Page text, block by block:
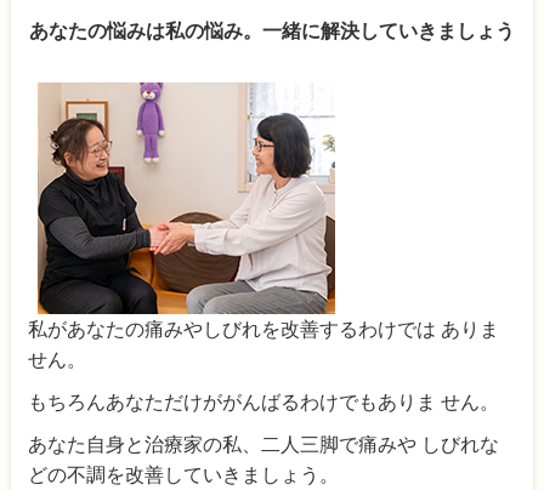
あなたの悩みは私の悩み。一緒に解決していきましょう
私があなたの痛みやしびれを改善するわけでは ありま
せん。
もちろんあなただけががんばるわけでもありま せん。
あなた自身と治療家の私、二人三脚で痛みや しびれな
どの不調を改善していきましょう。